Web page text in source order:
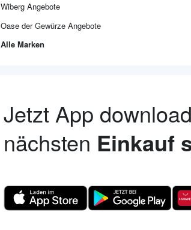
Wiberg Angebote
Oase der Gewürze Angebote
Alle Marken
Jetzt App
nächsten Einkauf